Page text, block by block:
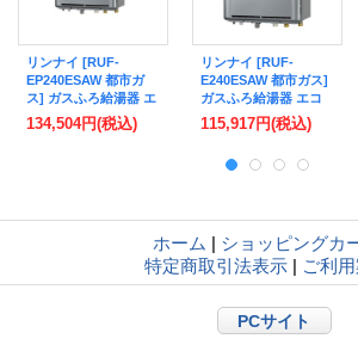
リンナイ [RUF-
EP240ESAW 都市ガ
ス] ガスふろ給湯器 エ
コジョーズ 24号 オー
ト 屋外壁掛型 リモコ
134,504円(税込)
リンナイ [RUF-
E240ESAW 都市ガス]
ガスふろ給湯器 エコ
ジョーズ 24号 オート
屋外壁掛型 リモコン
115,917円(税込)
ホーム | ショッピングカ
特定商取引法表示 | ご利
PCサイト